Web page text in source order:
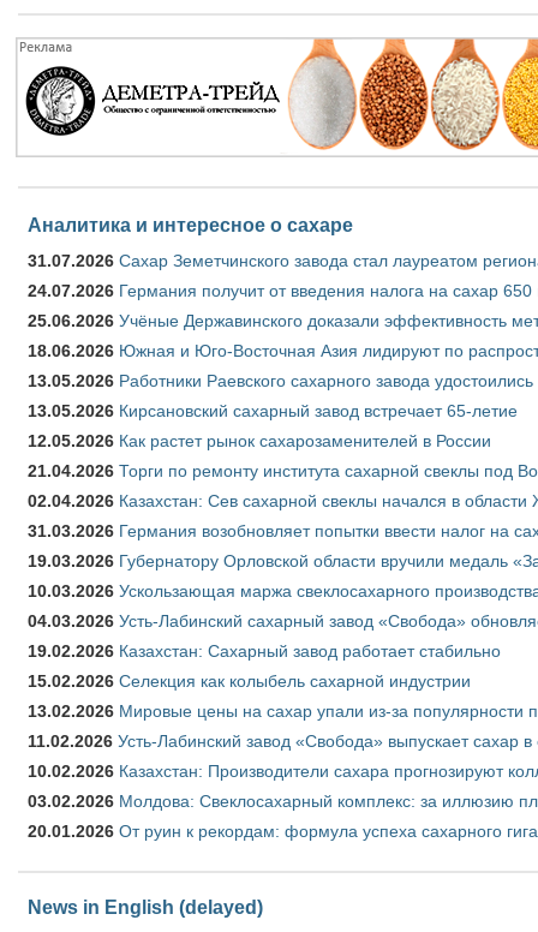
Аналитика и интересное о сахаре
31.07.2026 Сахар Земетчинского завода стал лауреатом
24.07.2026 Германия получит от введения налога на сахар
25.06.2026 Учёные Державинского доказали эффективность
18.06.2026 Южная и Юго-Восточная Азия лидируют по
13.05.2026 Работники Раевского сахарного завода удостоились
13.05.2026 Кирсановский сахарный завод встречает 65-летие
12.05.2026 Как растет рынок сахарозаменителей в России
21.04.2026 Торги по ремонту института сахарной свеклы под
02.04.2026 Казахстан: Сев сахарной свеклы начался в области
31.03.2026 Германия возобновляет попытки ввести налог на
19.03.2026 Губернатору Орловской области вручили медаль
10.03.2026 Ускользающая маржа свеклосахарного
04.03.2026 Усть-Лабинский сахарный завод «Свобода»
19.02.2026 Казахстан: Сахарный завод работает стабильно
15.02.2026 Селекция как колыбель сахарной индустрии
13.02.2026 Мировые цены на сахар упали из-за популярности
11.02.2026 Усть-Лабинский завод «Свобода» выпускает сахар в
10.02.2026 Казахстан: Производители сахара прогнозируют
03.02.2026 Молдова: Свеклосахарный комплекс: за иллюзию
20.01.2026 От руин к рекордам: формула успеха сахарного
News in English (delayed)